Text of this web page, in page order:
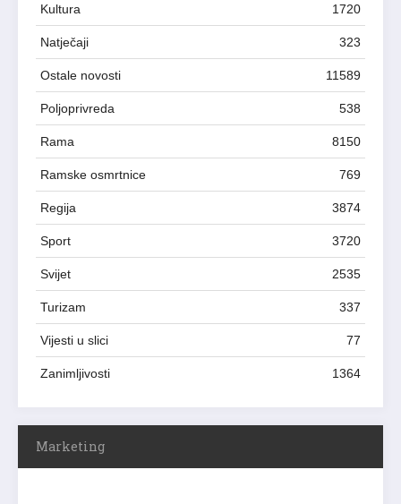
Kultura 1720
Natječaji 323
Ostale novosti 11589
Poljoprivreda 538
Rama 8150
Ramske osmrtnice 769
Regija 3874
Sport 3720
Svijet 2535
Turizam 337
Vijesti u slici 77
Zanimljivosti 1364
Marketing